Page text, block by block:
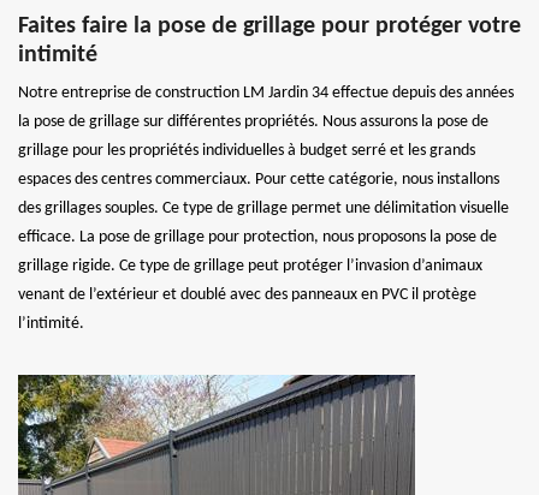
Faites faire la pose de grillage pour protéger votre
intimité
Notre entreprise de construction LM Jardin 34 effectue depuis des années
la pose de grillage sur différentes propriétés. Nous assurons la pose de
grillage pour les propriétés individuelles à budget serré et les grands
espaces des centres commerciaux. Pour cette catégorie, nous installons
des grillages souples. Ce type de grillage permet une délimitation visuelle
efficace. La pose de grillage pour protection, nous proposons la pose de
grillage rigide. Ce type de grillage peut protéger l’invasion d’animaux
venant de l’extérieur et doublé avec des panneaux en PVC il protège
l’intimité.